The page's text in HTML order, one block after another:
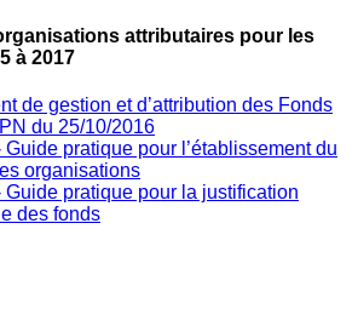
attributaires pour les
à 2017
de gestion et d’attribution des Fonds
du 25/10/2016
Guide pratique pour l’établissement du
organisations
Guide pratique pour la justification
des fonds